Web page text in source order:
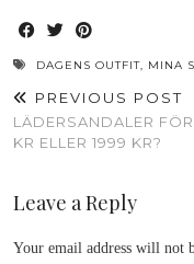
DAGENS OUTFIT, MINA
PREVIOUS POST
LÄDERSANDALER
KR ELLER 1999 KR?
Leave a Reply
Your email address will not